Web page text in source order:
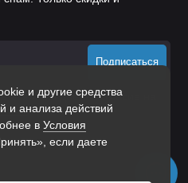
и другие средства
и анализа действий
в Условия
если даете
Подписаться
Вы даетесогласие на